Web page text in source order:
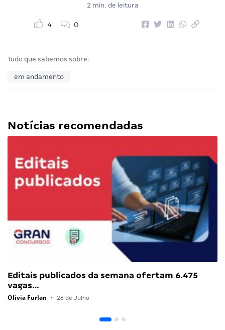
2 min. de leitura
4 0
Tudo que sabemos sobre:
em andamento
Notícias recomendadas
Editais publicados da semana ofertam 6.475
vagas…
Olivia Furlan • 26 de Julho